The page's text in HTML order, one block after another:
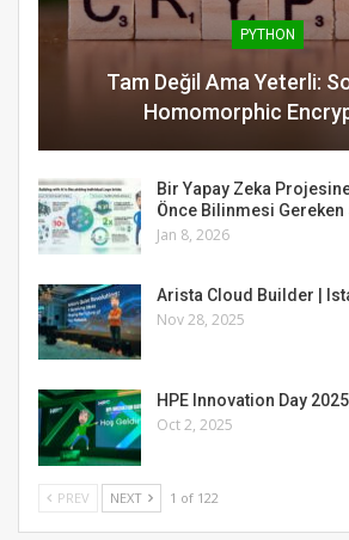
PYTHON
Tam Değil Ama Yeterli:
Homomorphic
Bir Yapay Zeka
Önce Bilinmesi Gereken
Jan 8, 2026
Arista Cloud Builder |
Nov 28, 2025
HPE Innovation Day
Oct 2, 2025
PREV NEXT 1 of 122